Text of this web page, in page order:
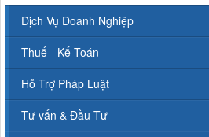
Dịch Vụ Doanh Nghiệp
Thuế - Kế Toán
Hỗ Trợ Pháp Luật
Tư vấn & Đầu Tư